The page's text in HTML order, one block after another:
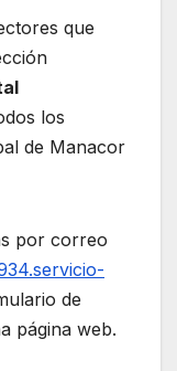
que
los
de Manacor
por correo
de
página web.